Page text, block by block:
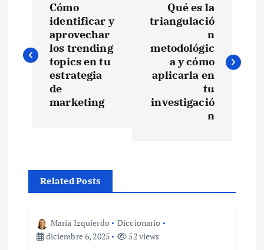
v
c
Cómo
identificar y
aprovechar
los trending
topics en tu
estrategia
de
marketing
Qué es la
triangulació
n
metodológic
a y cómo
aplicarla en
tu
investigació
n
Related Posts
Maria Izquierdo
Diccionario
diciembre 6, 2025
52 views